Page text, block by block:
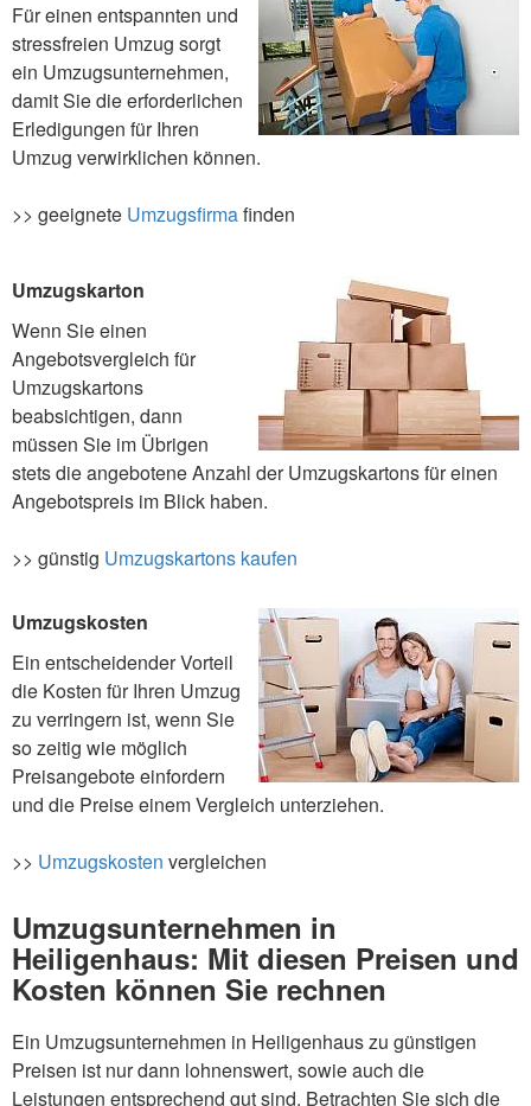
Für einen entspannten und
stressfreien Umzug sorgt
ein Umzugsunternehmen,
damit Sie die erforderlichen
Erledigungen für Ihren
Umzug verwirklichen können.
>> geeignete Umzugsfirmafinden
Umzugskarton
Wenn Sie einen
Angebotsvergleich für
Umzugskartons
beabsichtigen, dann
müssen Sie im Übrigen
stets die angebotene Anzahl der Umzugskartons für einen
Angebotspreis im Blick haben.
>> günstig Umzugskartons kaufen
Umzugskosten
Ein entscheidender Vorteil
die Kosten für Ihren Umzug
zu verringern ist, wenn Sie
so zeitig wie möglich
Preisangebote einfordern
und die Preise einem Vergleich unterziehen.
>> Umzugskosten vergleichen
Umzugsunternehmen in
Heiligenhaus: Mit diesen Preisen und
Kosten können Sie rechnen
Ein Umzugsunternehmen in Heiligenhaus zu günstigen
Preisen ist nur dann lohnenswert, sowie auch die
Leistungen entsprechend gut sind. Betrachten Sie sich die